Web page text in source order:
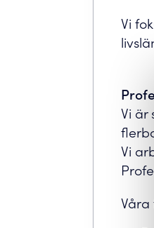
Vi
Vi är
Vi